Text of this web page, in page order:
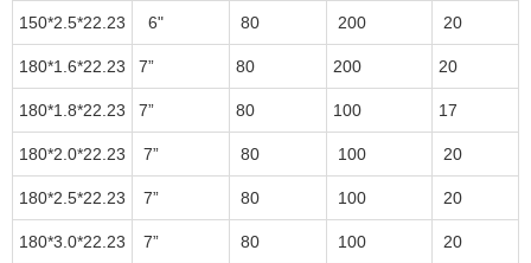
150*2.5*22.23 6" 80 200 20
180*1.6*22.23 7” 80 200 20
180*1.8*22.23 7” 80 100 17
180*2.0*22.23 7” 80 100 20
180*2.5*22.23 7” 80 100 20
180*3.0*22.23 7” 80 100 20